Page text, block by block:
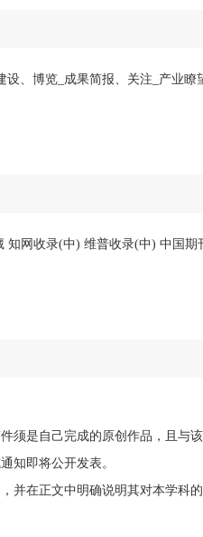
、博览_成果简报、关注_产业瞭
网收录(中) 维普收录(中) 中国期
须是自己完成的原创作品，且与
知即将公开发表。
并在正文中明确说明其对本学科